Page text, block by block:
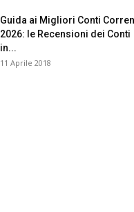
Guida ai Migliori Conti
2026: le Recensioni dei Conti
in...
11 Aprile 2018